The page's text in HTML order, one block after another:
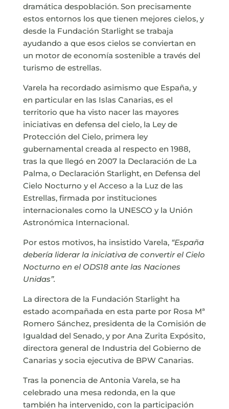
dramática despoblación. Son precisamente
estos entornos los que tienen mejores cielos, y
desde la Fundación Starlight se trabaja
ayudando a que esos cielos se conviertan en
un motor de economía sostenible a través del
turismo de estrellas.
Varela ha recordado asimismo que España, y
en particular en las Islas Canarias, es el
territorio que ha visto nacer las mayores
iniciativas en defensa del cielo, la Ley de
Protección del Cielo, primera ley
gubernamental creada al respecto en 1988,
tras la que llegó en 2007 la Declaración de La
Palma, o Declaración Starlight, en Defensa del
Cielo Nocturno y el Acceso a la Luz de las
Estrellas, firmada por instituciones
internacionales como la UNESCO y la Unión
Astronómica Internacional.
Por estos motivos, ha insistido Varela,“España
debería liderar la iniciativa de convertir el Cielo
Nocturno en el ODS18 ante las Naciones
Unidas”.
La directora de la Fundación Starlight ha
estado acompañada en esta parte por Rosa Mª
Romero Sánchez, presidenta de la Comisión de
Igualdad del Senado, y por Ana Zurita Expósito,
directora general de Industria del Gobierno de
Canarias y socia ejecutiva de BPW Canarias.
Tras la ponencia de Antonia Varela, se ha
celebrado una mesa redonda, en la que
también ha intervenido, con la participación